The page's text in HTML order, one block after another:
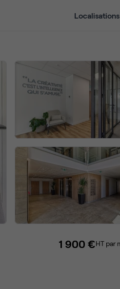
Localisations
1 900 €HT par